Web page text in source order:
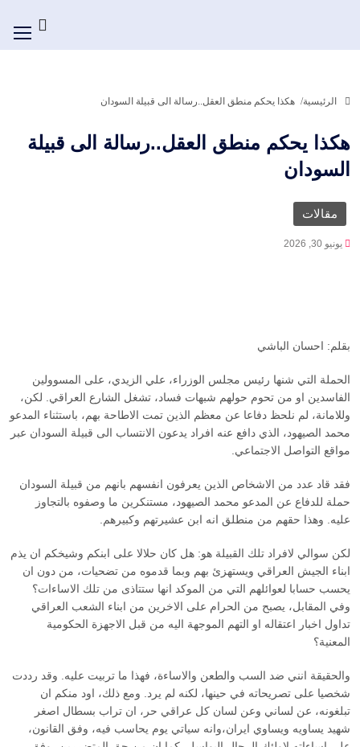
الرئيسية هكذا يحكم منطق العقل..رسالة الى قبيلة السودان
هكذا يحكم منطق العقل..رسالة الى قبيلة
السودان
مقالات
يونيو 30, 2026
بقلم: احسان الباشي
الحملة التي شنها رئيس مجلس الوزراء، علي الزيدي، على المسوولين
الفاسدين او من تحوم حولهم شبهات فساد، تشغل الشارع العراقي. لكن،
وللامانة، لم نلحظ دفاعا عن معظم الذين تمت الاطاحة بهم، باستثناء المدعو
محمد الصيهود، الذي دافع عنه افراد يدعون الانتساب الى قبيلة السودان عبر
مواقع التواصل الاجتماعي.
فقد قاد عدد من الاشخاص الذين يعرفون انفسهم بانهم من قبيلة السودان
حملة للدفاع عن المدعو محمد الصيهود، مستنكرين ما وصفوه بالتجاوز
عليه. وهذا حقهم من منطلق انه ابن عشيرتهم وكبيرهم.
لكن سوالي لافراد تلك القبيلة هو: هل كان حلالا على ابنكم وشيخكم ان يذم
ابناء الجيش العراقي ويستهزئ بهم وبما قدموه من تضحيات، من دون ان
يحسب حسابا لعوائلهم التي من الموكد انها ستتاذى من تلك الاساءات؟
وفي المقابل، يصبح من الحرام على الاخرين من ابناء الشعب العراقي
تداول اخبار اعتقاله او التهم الموجهة اليه من قبل الاجهزة الحكومية
المعنية؟
والحقيقة انني ضد السب والطعن والاساءة، فهذا ما تربيت عليه. وقد رددت
شخصيا على تصريحاته في حينها، لكنه لم يرد. ومع ذلك، اود منكم ان
تبلغونه، عن لساني وعن لسان كل عراقي حر، ان تراب بسطال اصغر
شهيد يساويه ويساوي ايران،وانه سياتي يوم يحاسب فيه، وفق القانون،